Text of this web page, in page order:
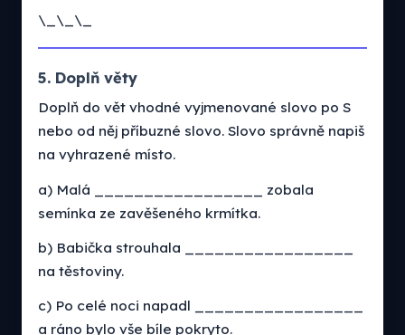
\_\_\_
5. Doplň věty
Doplň do vět vhodné vyjmenované slovo po S
nebo od něj příbuzné slovo. Slovo správně napiš
na vyhrazené místo.
a) Malá _________________ zobala
semínka ze zavěšeného krmítka.
b) Babička strouhala _________________
na těstoviny.
c) Po celé noci napadl _________________
a ráno bylo vše bíle pokryto.